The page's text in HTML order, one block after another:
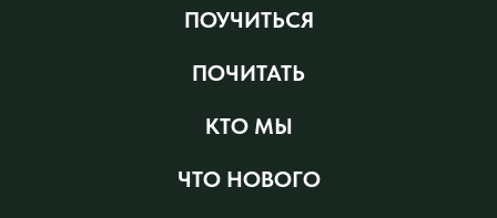
ПОУЧИТЬСЯ
ПОЧИТАТЬ
КТО МЫ
ЧТО НОВОГО